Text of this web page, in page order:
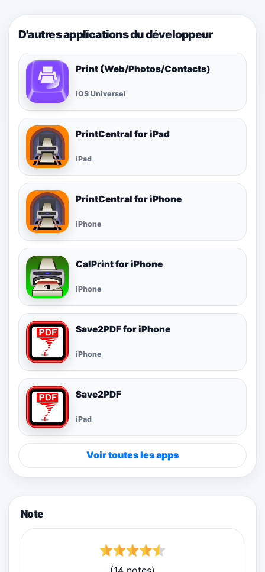
D'autres applications du développeur
Print (Web/Photos/Contacts)
iOS Universel
PrintCentral for iPad
iPad
PrintCentral for iPhone
iPhone
CalPrint for iPhone
iPhone
Save2PDF for iPhone
iPhone
Save2PDF
iPad
Voir toutes les apps
Note